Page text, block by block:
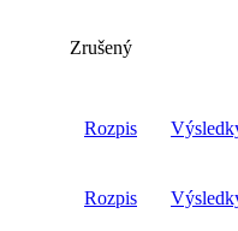
Zrušený
Rozpis
Rozpis